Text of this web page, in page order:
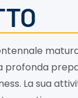
profonda
La sua